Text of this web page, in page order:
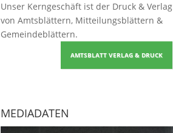
Unser Kerngeschäft ist der Druck & Verlag
von Amtsblättern, Mitteilungsblättern &
Gemeindeblättern.
AMTSBLATT VERLAG & DRUCK
MEDIADATEN